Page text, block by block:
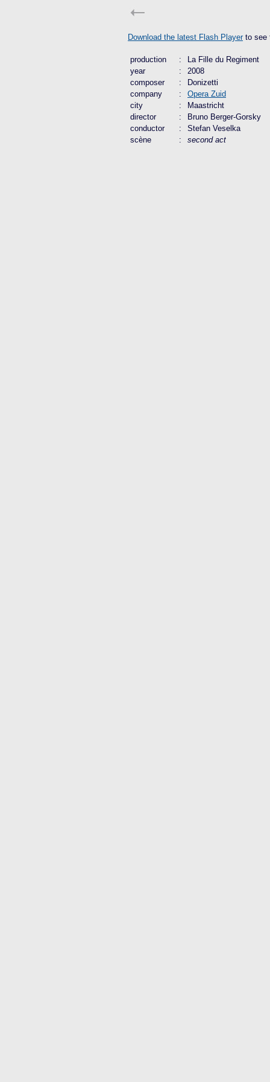
Download the latest Flash Playerto see
production :
La Fille du Regiment
year
:
2008
composer
:
Donizetti
company
:
Opera Zuid
city
:
Maastricht
director
:
Bruno Berger-Gorsky
conductor
:
Stefan Veselka
scène
: second act